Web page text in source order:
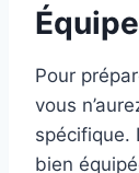
Pour
vous
spécifique.
bien